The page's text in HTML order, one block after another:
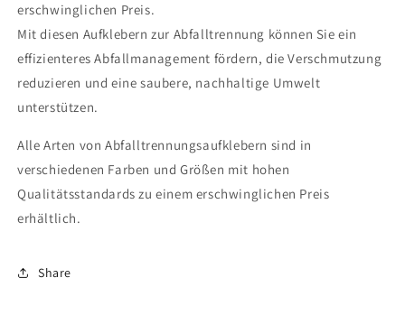
erschwinglichen Preis.
Mit diesen Aufklebern zur Abfalltrennung können Sie ein
effizienteres Abfallmanagement fördern, die Verschmutzung
reduzieren und eine saubere, nachhaltige Umwelt
unterstützen.
Alle Arten von Abfalltrennungsaufklebern sind in
verschiedenen Farben und Größen mit hohen
Qualitätsstandards zu einem erschwinglichen Preis
erhältlich.
Share